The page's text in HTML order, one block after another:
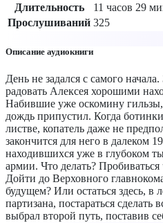
Длительность
11 часов 29
Прослушиваний 325
Описание аудиокниги
День не задался с самого
радовать Алексея хорошими
Набившие уже оскомину
дождь припустил. Когда
листве, копатель даже не
закончится для него в далеком
находившихся уже в глубоком
армии. Что делать?
Дойти до Верховного
будущем? Или остаться здесь, в
партизана, постараться сделать
выбрал второй путь, поставив